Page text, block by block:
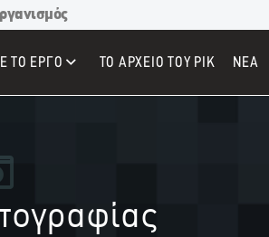
ΤΟ ΕΡΓΟ ΤΟ ΑΡΧΕΙΟ ΤΟΥ ΡΙΚ ΝΕΑ